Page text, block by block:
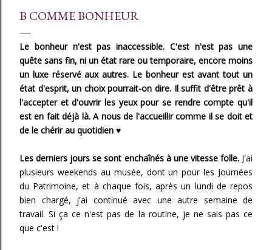
B COMME BONHEUR
Le bonheur n'est pas inaccessible. C'est n'est pas une
quête sans fin, ni un état rare ou temporaire, encore moins
un luxe réservé aux autres. Le bonheur est avant tout un
état d'esprit, un choix pourrait-on dire. Il suffit d'être prêt à
l'accepter et d'ouvrir les yeux pour se rendre compte qu'il
est en fait déjà là. A nous de l'accueillir comme il se doit et
de le chérir au quotidien ♥
Les derniers jours se sont enchaînés à une vitesse folle. J'ai
plusieurs weekends au musée, dont un pour les Journées
du Patrimoine, et à chaque fois, après un lundi de repos
bien chargé, j'ai continué avec une autre semaine de
travail. Si ça ce n'est pas de la routine, je ne sais pas ce
que c'est !